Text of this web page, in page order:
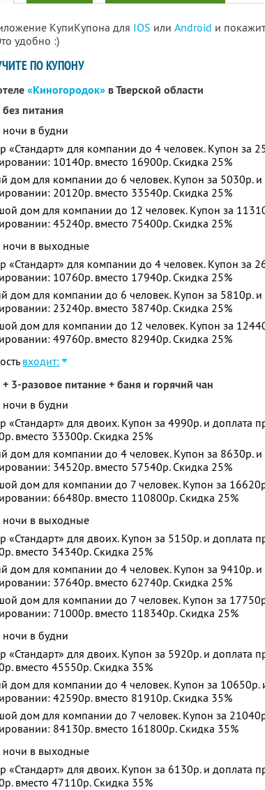
КупиКупона для IOS или Android и
удобно :)
ПО КУПОНУ
«Киногородок» в Тверской области
питания
в будни
«Стандарт» для компании до 4 человек. Купон за
10140р. вместо 16900р. Скидка 25%
дом для компании до 6 человек. Купон за 5030р. и
20120р. вместо 33540р. Скидка 25%
дом для компании до 12 человек. Купон за
45240р. вместо 75400р. Скидка 25%
в выходные
«Стандарт» для компании до 4 человек. Купон за
10760р. вместо 17940р. Скидка 25%
дом для компании до 6 человек. Купон за 5810р. и
23240р. вместо 38740р. Скидка 25%
дом для компании до 12 человек. Купон за
49760р. вместо 82940р. Скидка 25%
входит:
3-разовое питание + баня и горячий чан
в будни
«Стандарт» для двоих. Купон за 4990р. и доплата
вместо 33300р. Скидка 25%
дом для компании до 4 человек. Купон за 8630р. и
34520р. вместо 57540р. Скидка 25%
дом для компании до 7 человек. Купон за
66480р. вместо 110800р. Скидка 25%
в выходные
«Стандарт» для двоих. Купон за 5150р. и доплата
вместо 34340р. Скидка 25%
дом для компании до 4 человек. Купон за 9410р. и
37640р. вместо 62740р. Скидка 25%
дом для компании до 7 человек. Купон за
71000р. вместо 118340р. Скидка 25%
в будни
«Стандарт» для двоих. Купон за 5920р. и доплата
вместо 45550р. Скидка 35%
дом для компании до 4 человек. Купон за 10650р.
42590р. вместо 81910р. Скидка 35%
дом для компании до 7 человек. Купон за
84130р. вместо 161800р. Скидка 35%
в выходные
«Стандарт» для двоих. Купон за 6130р. и доплата
вместо 47110р. Скидка 35%